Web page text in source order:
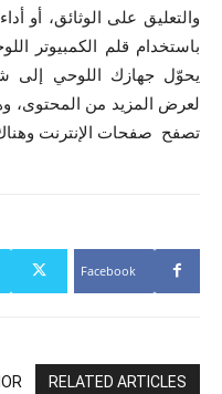
والتعليق على الوثائق، أو
باستخدام قلم الكمبيوتر
يحوّل جهازك اللوحي إلى
لعرض المزيد من المحتوى،
تصفح صفحات الإنترنت
Facebook
RELATED ARTICLES